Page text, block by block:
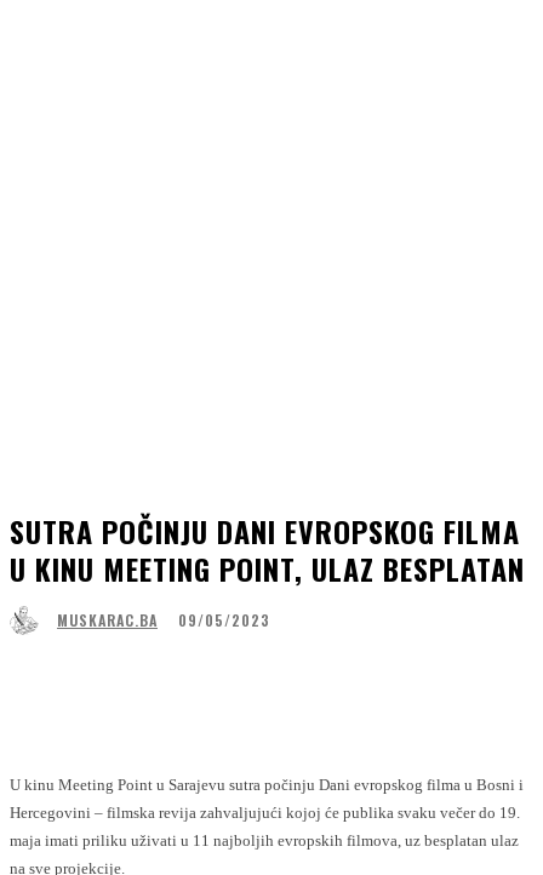
SUTRA POČINJU DANI EVROPSKOG FILMA
U KINU MEETING POINT, ULAZ BESPLATAN
MUSKARAC.BA 09/05/2023
U kinu Meeting Point u Sarajevu sutra počinju Dani evropskog filma u Bosni i
Hercegovini – filmska revija zahvaljujući kojoj će publika svaku večer do 19.
maja imati priliku uživati u 11 najboljih evropskih filmova, uz besplatan ulaz
na sve projekcije.